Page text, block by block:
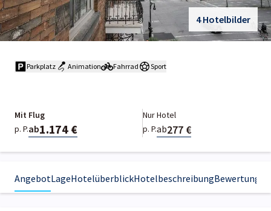
4 Hotelbilder
Parkplatz Animation Fahrrad Sport
Mit Flug
p. P.ab1.174 €
Nur Hotel
p. P.ab277 €
AngebotLageHotelüberblickHotelbeschreibungBewertungen